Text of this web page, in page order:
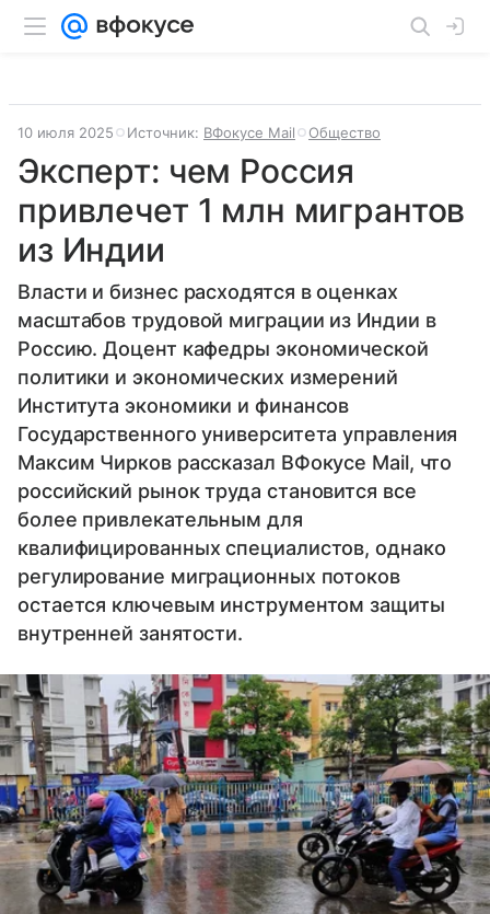
10 июля 2025 Источник: ВФокусе Mail Общество
Эксперт: чем Россия
привлечет 1 млн мигрантов
из Индии
Власти и бизнес расходятся в оценках
масштабов трудовой миграции из Индии в
Россию. Доцент кафедры экономической
политики и экономических измерений
Института экономики и финансов
Государственного университета управления
Максим Чирков рассказал ВФокусе Mail, что
российский рынок труда становится все
более привлекательным для
квалифицированных специалистов, однако
регулирование миграционных потоков
остается ключевым инструментом защиты
внутренней занятости.